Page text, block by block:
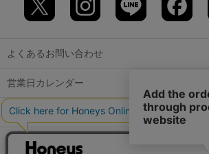
よくあるお問い合わせ
営業日カレンダー
店舗検索
GLOBAL GUIDE（海外からご利用のお客様）